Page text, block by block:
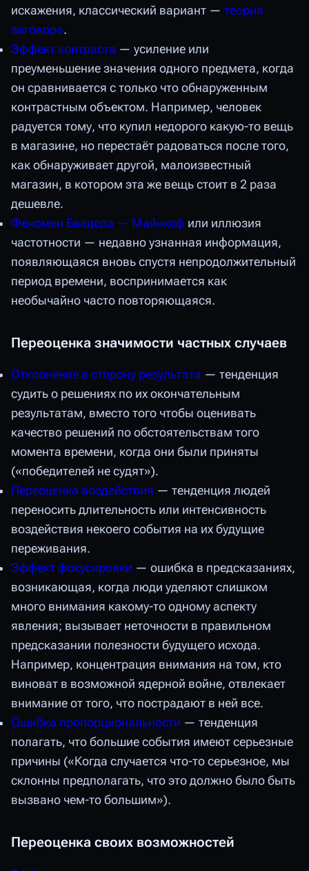
искажения, классический вариант — теория
заговора.
Эффект контраста — усиление или
преуменьшение значения одного предмета, когда
он сравнивается с только что обнаруженным
контрастным объектом. Например, человек
радуется тому, что купил недорого какую-то вещь
в магазине, но перестаёт радоваться после того,
как обнаруживает другой, малоизвестный
магазин, в котором эта же вещь стоит в 2 раза
дешевле.
Феномен Баадера — Майнхоф или иллюзия
частотности — недавно узнанная информация,
появляющаяся вновь спустя непродолжительный
период времени, воспринимается как
необычайно часто повторяющаяся.
Переоценка значимости частных случаев
Отклонение в сторону результата — тенденция
судить о решениях по их окончательным
результатам, вместо того чтобы оценивать
качество решений по обстоятельствам того
момента времени, когда они были приняты
(«победителей не судят»).
Переоценка воздействия — тенденция людей
переносить длительность или интенсивность
воздействия некоего события на их будущие
переживания.
Эффект фокусировки — ошибка в предсказаниях,
возникающая, когда люди уделяют слишком
много внимания какому-то одному аспекту
явления; вызывает неточности в правильном
предсказании полезности будущего исхода.
Например, концентрация внимания на том, кто
виноват в возможной ядерной войне, отвлекает
внимание от того, что пострадают в ней все.
Ошибка пропорциональности — тенденция
полагать, что большие события имеют серьезные
причины («Когда случается что-то серьезное, мы
склонны предполагать, что это должно было быть
вызвано чем-то большим»).
Переоценка своих возможностей